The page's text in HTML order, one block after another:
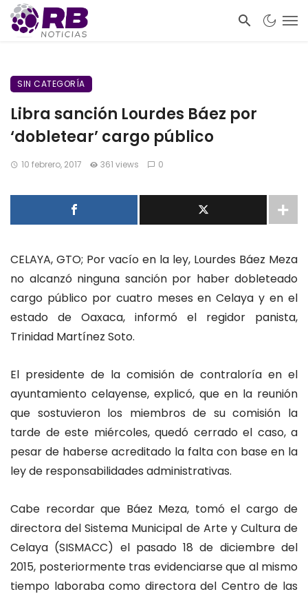
SIN CATEGORÍA
Libra sanción Lourdes Báez por
‘dobletear’ cargo público
10 febrero, 2017 361 views 0
CELAYA, GTO; Por vacío en la ley, Lourdes Báez Meza
no alcanzó ninguna sanción por haber dobleteado
cargo público por cuatro meses en Celaya y en el
estado de Oaxaca, informó el regidor panista,
Trinidad Martínez Soto.
El presidente de la comisión de contraloría en el
ayuntamiento celayense, explicó, que en la reunión
que sostuvieron los miembros de su comisión la
tarde de este miércoles, quedó cerrado el caso, a
pesar de haberse acreditado la falta con base en la
ley de responsabilidades administrativas.
Cabe recordar que Báez Meza, tomó el cargo de
directora del Sistema Municipal de Arte y Cultura de
Celaya (SISMACC) el pasado 18 de diciembre del
2015, posteriormente tras evidenciarse que al mismo
tiempo laboraba como directora del Centro de las